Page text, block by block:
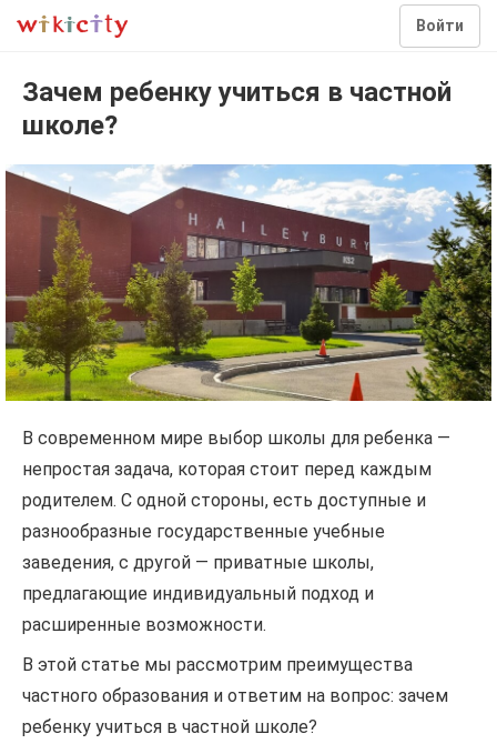
Войти
Зачем ребенку учиться в частной
школе?
В современном мире выбор школы для ребенка —
непростая задача, которая стоит перед каждым
родителем. С одной стороны, есть доступные и
разнообразные государственные учебные
заведения, с другой — приватные школы,
предлагающие индивидуальный подход и
расширенные возможности.
В этой статье мы рассмотрим преимущества
частного образования и ответим на вопрос: зачем
ребенку учиться в частной школе?